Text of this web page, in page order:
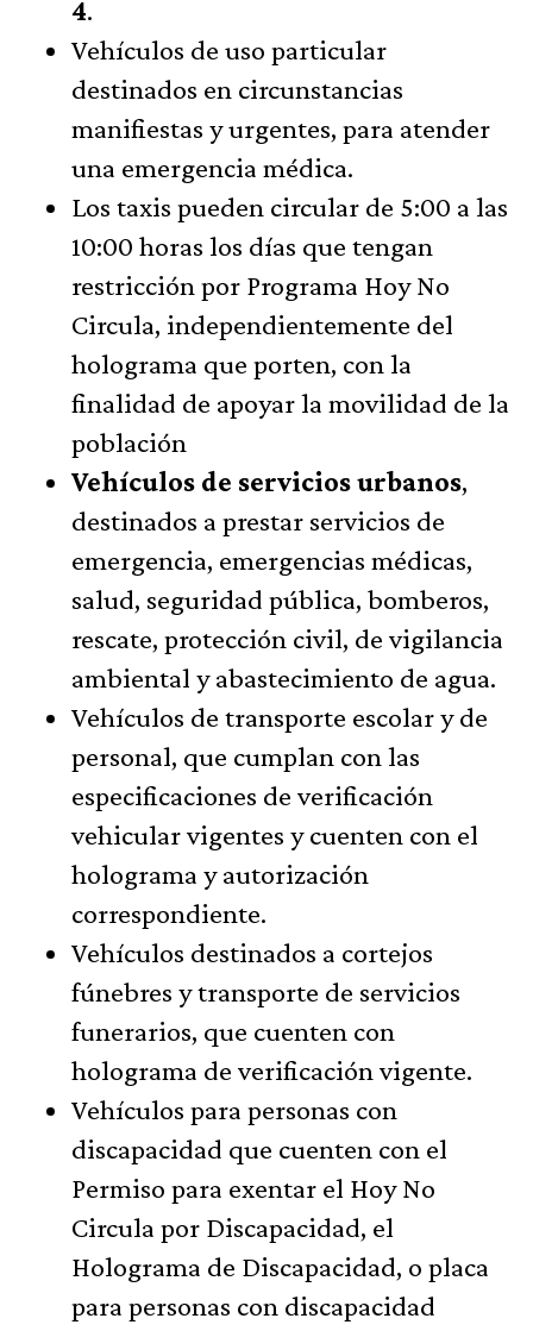
4.
Vehículos de uso particular
destinados en circunstancias
manifiestas y urgentes, para atender
una emergencia médica.
Los taxis pueden circular de 5:00 a las
10:00 horas los días que tengan
restricción por Programa Hoy No
Circula, independientemente del
holograma que porten, con la
finalidad de apoyar la movilidad de la
población
Vehículos de servicios urbanos,
destinados a prestar servicios de
emergencia, emergencias médicas,
salud, seguridad pública, bomberos,
rescate, protección civil, de vigilancia
ambiental y abastecimiento de agua.
Vehículos de transporte escolar y de
personal, que cumplan con las
especificaciones de verificación
vehicular vigentes y cuenten con el
holograma y autorización
correspondiente.
Vehículos destinados a cortejos
fúnebres y transporte de servicios
funerarios, que cuenten con
holograma de verificación vigente.
Vehículos para personas con
discapacidad que cuenten con el
Permiso para exentar el Hoy No
Circula por Discapacidad, el
Holograma de Discapacidad, o placa
para personas con discapacidad